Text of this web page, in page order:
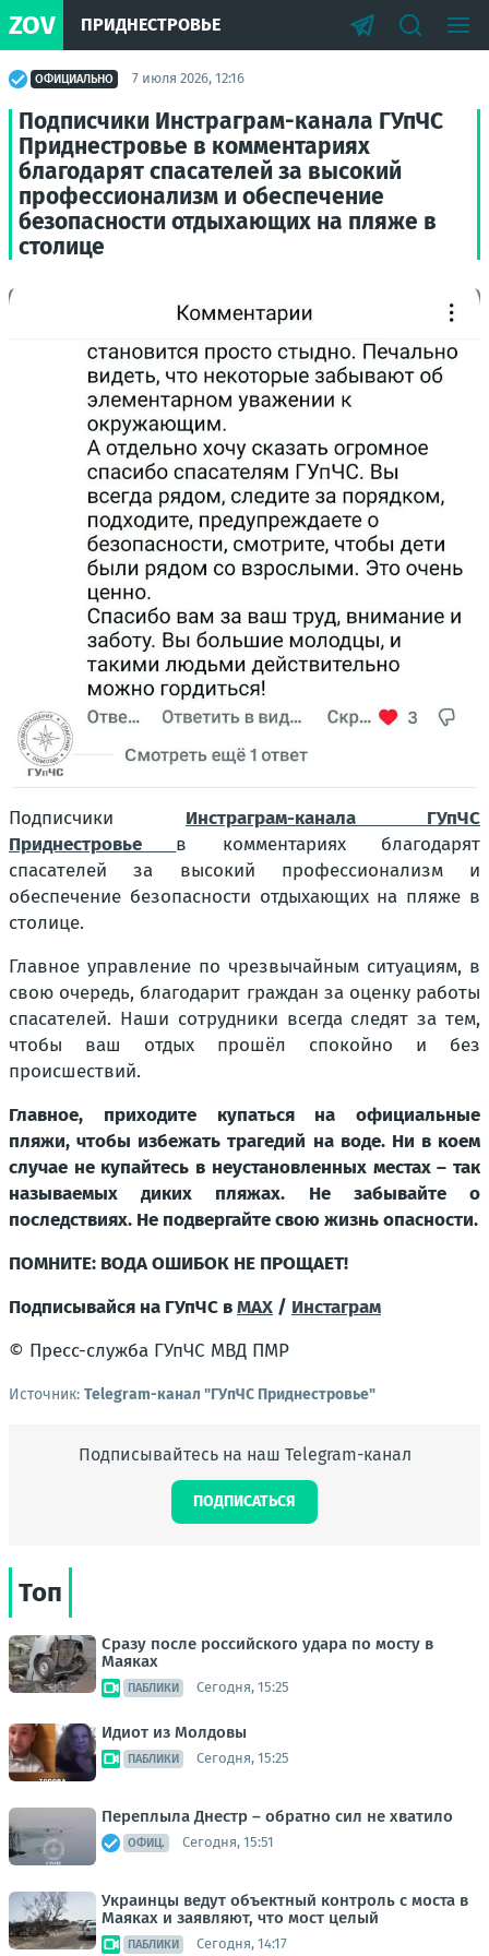
ZOV ПРИДНЕСТРОВЬЕ
ОФИЦИАЛЬНО 7 июля 2026, 12:16
Подписчики Инстраграм-канала ГУпЧС
Приднестровье в комментариях
благодарят спасателей за высокий
профессионализм и обеспечение
безопасности отдыхающих на пляже в
столице
Подписчики Инстраграм-канала ГУпЧС
Приднестровье в комментариях благодарят
спасателей за высокий профессионализм и
обеспечение безопасности отдыхающих на пляже в
столице.
Главное управление по чрезвычайным ситуациям, в
свою очередь, благодарит граждан за оценку работы
спасателей. Наши сотрудники всегда следят за тем,
чтобы ваш отдых прошёл спокойно и без
происшествий.
Главное, приходите купаться на официальные
пляжи, чтобы избежать трагедий на воде. Ни в коем
случае не купайтесь в неустановленных местах – так
называемых диких пляжах. Не забывайте о
последствиях. Не подвергайте свою жизнь опасности.
ПОМНИТЕ: ВОДА ОШИБОК НЕ ПРОЩАЕТ!
Подписывайся на ГУпЧС вMAX / Инстаграм
© Пресс-служба ГУпЧС МВД ПМР
Источник: Telegram-канал "ГУпЧС Приднестровье"
Подписывайтесь на наш Telegram-канал
ПОДПИСАТЬСЯ
Топ
Сразу после российского удара по мосту в
Маяках
ПАБЛИКИ Сегодня, 15:25
Идиот из Молдовы
ПАБЛИКИ Сегодня, 15:25
Переплыла Днестр – обратно сил не хватило
ОФИЦ. Сегодня, 15:51
Украинцы ведут объектный контроль с моста в
Маяках и заявляют, что мост целый
ПАБЛИКИ Сегодня, 14:17